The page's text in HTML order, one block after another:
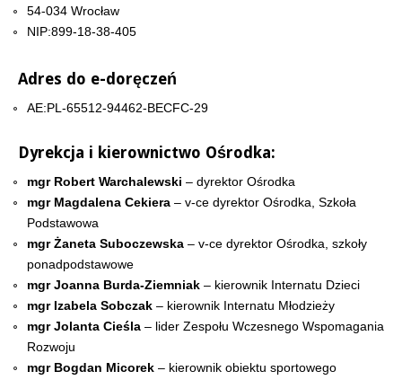
54-034 Wrocław
NIP:899-18-38-405
Adres do e-doręczeń
AE:PL-65512-94462-BECFC-29
Dyrekcja i kierownictwo Ośrodka:
mgr Robert Warchalewski – dyrektor Ośrodka
mgr Magdalena Cekiera – v-ce dyrektor Ośrodka, Szkoła
Podstawowa
mgr Żaneta Suboczewska – v-ce dyrektor Ośrodka, szkoły
ponadpodstawowe
mgr Joanna Burda-Ziemniak – kierownik Internatu Dzieci
mgr Izabela Sobczak – kierownik Internatu Młodzieży
mgr Jolanta Cieśla – lider Zespołu Wczesnego Wspomagania
Rozwoju
mgr Bogdan Micorek – kierownik obiektu sportowego